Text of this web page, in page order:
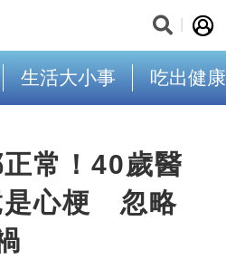
生活大小事 吃出健康
常！40歲醫
是心梗 忽略